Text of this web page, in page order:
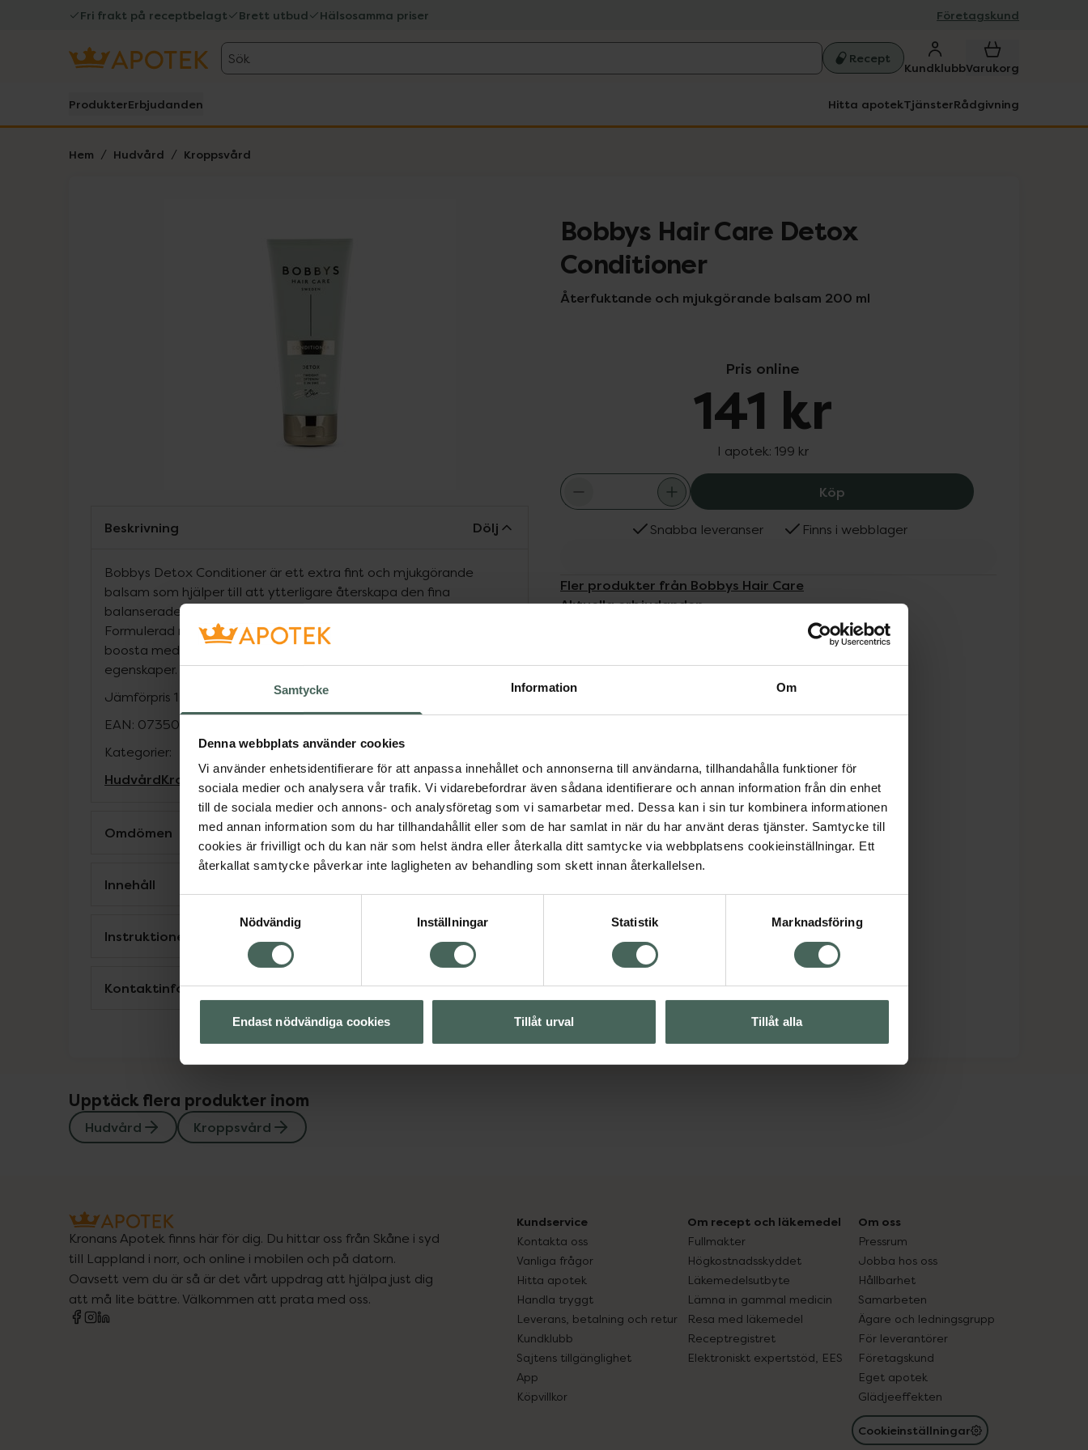
Samtycke Information Om
Denna webbplats använder cookies
Vi använder enhetsidentifierare för att anpassa innehållet och annonserna till användarna, tillhandahålla funktioner för
sociala medier och analysera vår trafik. Vi vidarebefordrar även sådana identifierare och annan information från din enhet
till de sociala medier och annons- och analysföretag som vi samarbetar med. Dessa kan i sin tur kombinera informationen
med annan information som du har tillhandahållit eller som de har samlat in när du har använt deras tjänster. Samtycke till
cookies är frivilligt och du kan när som helst ändra eller återkalla ditt samtycke via webbplatsens cookieinställningar. Ett
återkallat samtycke påverkar inte lagligheten av behandling som skett innan återkallelsen.
Nödvändig
Inställningar Statistik Marknadsföring
Endast nödvändiga cookies Tillåt urval Tillåt alla
Fri frakt på receptbelagt Brett utbud Hälsosamma priser Företagskund
Sök Recept
KundklubbVarukorg
ProdukterErbjudanden Hitta apotekTjänsterRådgivning
Hem Hudvård Kroppsvård
Bobbys Hair Care Detox
Conditioner
Återfuktande och mjukgörande balsam 200 ml
Pris online
141 kr
I apotek: 199 kr
Köp Bobbys Hair Care Detox Conditioner,
Snabba leveranser Finns i webblager
Fler produkter från Bobbys Hair Care
Aktuella erbjudanden
Beskrivning Dölj
Bobbys Detox Conditioner är ett extra fint och mjukgörande
balsam som hjälper till att ytterligare återskapa den fina
balanserade miljö som både hår och skalp är i behov av.
Formulerad med veteprotein och sheasmör för att verkligen
boosta med återfuktande, mjukgörande och konditionerande
egenskaper.
Jämförpris 1 kr
EAN: 07350104620950
Kategorier:
HudvårdKroppsvård
Omdömen Visa
Innehåll
Instruktioner
Kontaktinfo tillverkare Visa
Upptäck flera produkter inom
Hudvård Kroppsvård
Kronans Apotek finns här för dig. Du hittar oss från Skåne i syd
till Lappland i norr, och online i mobilen och på datorn.
Oavsett vem du är så är det vårt uppdrag att hjälpa just dig
att må lite bättre. Välkommen att prata med oss.
Kundservice
Kontakta oss
Vanliga frågor
Hitta apotek
Handla tryggt
Leverans, betalning och retur
Kundklubb
Sajtens tillgänglighet
App
Köpvillkor
Om recept och läkemedel
Fullmakter
Högkostnadsskyddet
Läkemedelsutbyte
Lämna in gammal medicin
Resa med läkemedel
Receptregistret
Elektroniskt expertstöd, EES
Om oss
Pressrum
Jobba hos oss
Hållbarhet
Samarbeten
Ägare och ledningsgrupp
För leverantörer
Företagskund
Eget apotek
Glädjeeffekten
Cookieinställningar